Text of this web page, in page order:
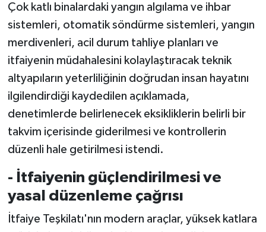
Çok katlı binalardaki yangın algılama ve ihbar
sistemleri, otomatik söndürme sistemleri, yangın
merdivenleri, acil durum tahliye planları ve
itfaiyenin müdahalesini kolaylaştıracak teknik
altyapıların yeterliliğinin doğrudan insan hayatını
ilgilendirdiği kaydedilen açıklamada,
denetimlerde belirlenecek eksikliklerin belirli bir
takvim içerisinde giderilmesi ve kontrollerin
düzenli hale getirilmesi istendi.
- İtfaiyenin güçlendirilmesi ve
yasal düzenleme çağrısı
İtfaiye Teşkilatı'nın modern araçlar, yüksek katlara
YAŞAM